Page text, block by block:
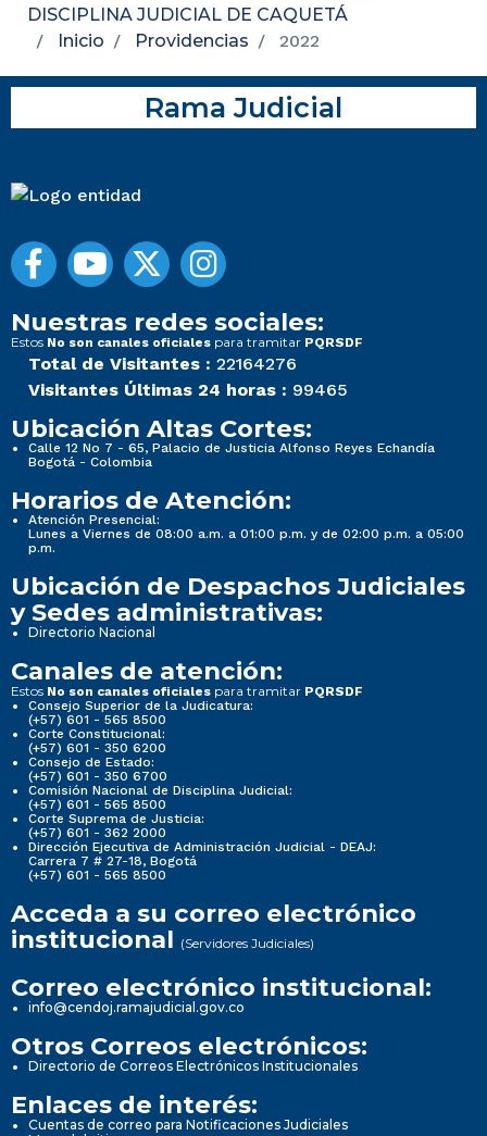
DISCIPLINA JUDICIAL DE CAQUETÁ
Inicio
Providencias 2022
Rama Judicial
Nuestras redes sociales:
Estos No son canales oficiales para tramitar PQRSDF
Total de Visitantes : 22164276
Visitantes Últimas 24 horas : 99465
Ubicación Altas Cortes:
Calle 12 No 7 - 65, Palacio de Justicia Alfonso Reyes Echandía
Bogotá - Colombia
Horarios de Atención:
Atención Presencial:
Lunes a Viernes de 08:00 a.m. a 01:00 p.m. y de 02:00 p.m. a 05:00
p.m.
Ubicación de Despachos Judiciales
y Sedes administrativas:
Directorio Nacional
Canales de atención:
Estos No son canales oficiales para tramitar PQRSDF
Consejo Superior de la Judicatura:
(+57) 601 - 565 8500
Corte Constitucional:
(+57) 601 - 350 6200
Consejo de Estado:
(+57) 601 - 350 6700
Comisión Nacional de Disciplina Judicial:
(+57) 601 - 565 8500
Corte Suprema de Justicia:
(+57) 601 - 362 2000
Dirección Ejecutiva de Administración Judicial - DEAJ:
Carrera 7 # 27-18, Bogotá
(+57) 601 - 565 8500
Acceda a su correo electrónico
institucional (Servidores Judiciales)
Correo electrónico institucional:
info@cendoj.ramajudicial.gov.co
Otros Correos electrónicos:
Directorio de Correos Electrónicos Institucionales
Enlaces de interés:
Cuentas de correo para Notificaciones Judiciales